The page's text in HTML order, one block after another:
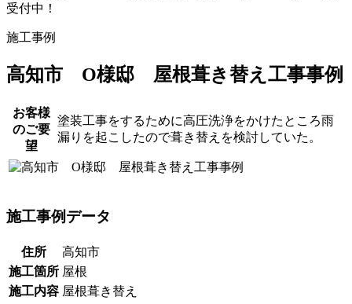
受付中！
施工事例
高知市 O様邸 屋根葺き替え工事事例
お客様
のご要
望
塗装工事をするために高圧洗浄をかけたところ雨
漏りを起こしたので葺き替えを検討していた。
施工事例データ
住所
高知市
施工箇所 屋根
施工内容 屋根葺き替え